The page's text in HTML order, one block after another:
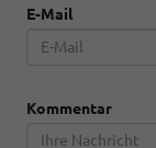
E-Mail
Kommentar